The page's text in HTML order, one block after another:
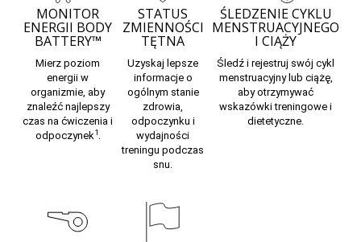
MONITOR
ENERGII BODY
BATTERY™
Mierz poziom
energii w
organizmie, aby
znaleźć najlepszy
czas na ćwiczenia i
odpoczynek1
STATUS
ZMIENNOŚCI
TĘTNA
Uzyskaj lepsze
informacje o
ogólnym stanie
zdrowia,
odpoczynku i
wydajności
treningu podczas
snu.
ŚLEDZENIE CYKLU
MENSTRUACYJNEGO
I CIĄŻY
Śledź i rejestruj swój cykl
menstruacyjnylub ciążę,
aby otrzymywać
wskazówki treningowe i
dietetyczne.